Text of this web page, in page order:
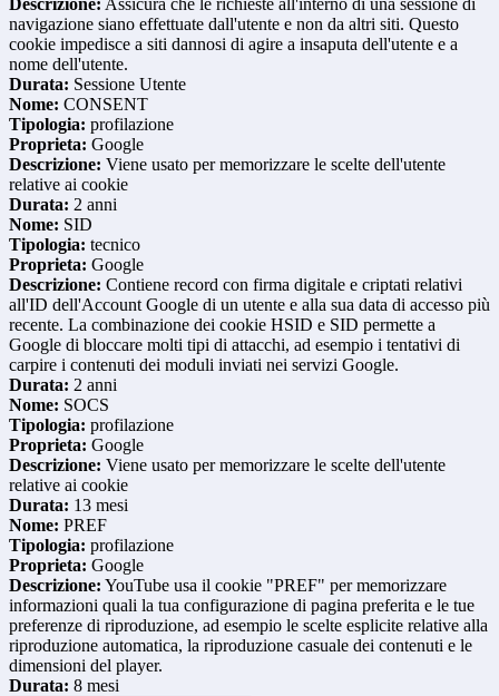
navigazione siano effettuate dall'utente e non da altri siti. Questo
cookie impedisce a siti dannosi di agire a insaputa dell'utente e a
nome dell'utente.
Durata: Sessione Utente
Nome: CONSENT
Tipologia: profilazione
Proprieta: Google
Descrizione: Viene usato per memorizzare le scelte dell'utente
relative ai cookie
Durata: 2 anni
Nome: SID
Tipologia: tecnico
Proprieta: Google
Descrizione: Contiene record con firma digitale e criptati relativi
all'ID dell'Account Google di un utente e alla sua data di accesso più
recente. La combinazione dei cookie HSID e SID permette a
Google di bloccare molti tipi di attacchi, ad esempio i tentativi di
carpire i contenuti dei moduli inviati nei servizi Google.
Durata: 2 anni
Nome: SOCS
Tipologia: profilazione
Proprieta: Google
Descrizione: Viene usato per memorizzare le scelte dell'utente
relative ai cookie
Durata: 13 mesi
Nome: PREF
Tipologia: profilazione
Proprieta: Google
Descrizione: YouTube usa il cookie "PREF" per memorizzare
informazioni quali la tua configurazione di pagina preferita e le tue
preferenze di riproduzione, ad esempio le scelte esplicite relative alla
riproduzione automatica, la riproduzione casuale dei contenuti e le
dimensioni del player.
Durata: 8 mesi